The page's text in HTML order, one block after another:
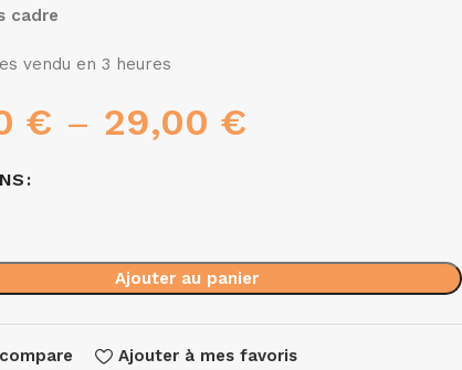
cadre
vendu en 3 heures
€ – 29,00 €
Ajouter au panier
Ajouter à mes favoris